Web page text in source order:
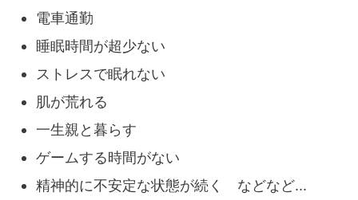
電車通勤
睡眠時間が超少ない
ストレスで眠れない
肌が荒れる
一生親と暮らす
ゲームする時間がない
精神的に不安定な状態が続く などなど...